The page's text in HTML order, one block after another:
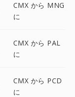
CMX から MNG
に
CMX から PAL
に
CMX から PCD
に